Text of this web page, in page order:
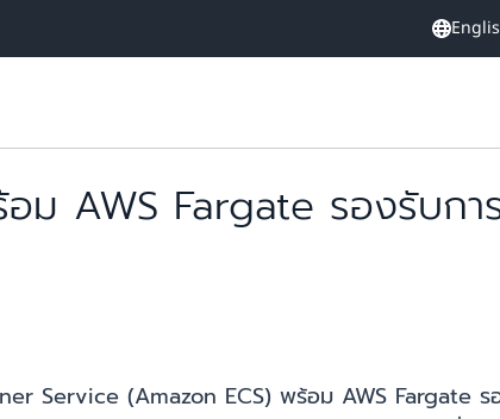
ม AWS Fargate รองรับกา
Service (Amazon ECS) พร้อม AWS Fargate ร